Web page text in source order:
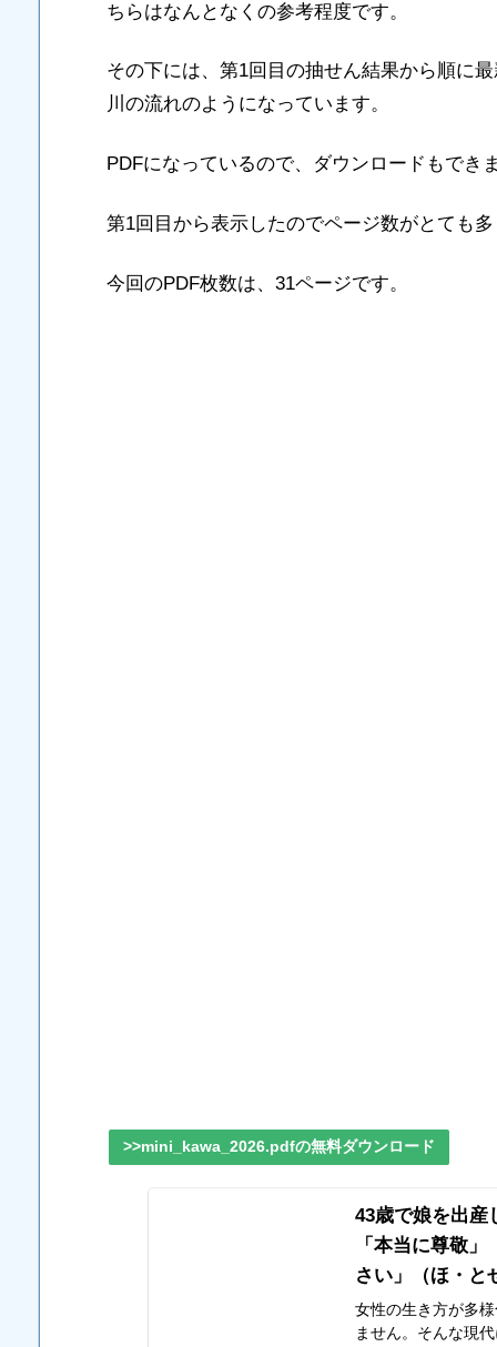
ちらはなんとなくの参考程度です。
その下には、第1回目の抽せん結果から順に
川の流れのようになっています。
PDFになっているので、ダウンロードもでき
第1回目から表示したのでページ数がとても
今回のPDF枚数は、31ページです。
>>mini_kawa_2026.pdfの無料ダウンロード
43歳で娘を出
「本当に尊敬
さい」（ほ・と
女性の生き方が多
ません。そんな現